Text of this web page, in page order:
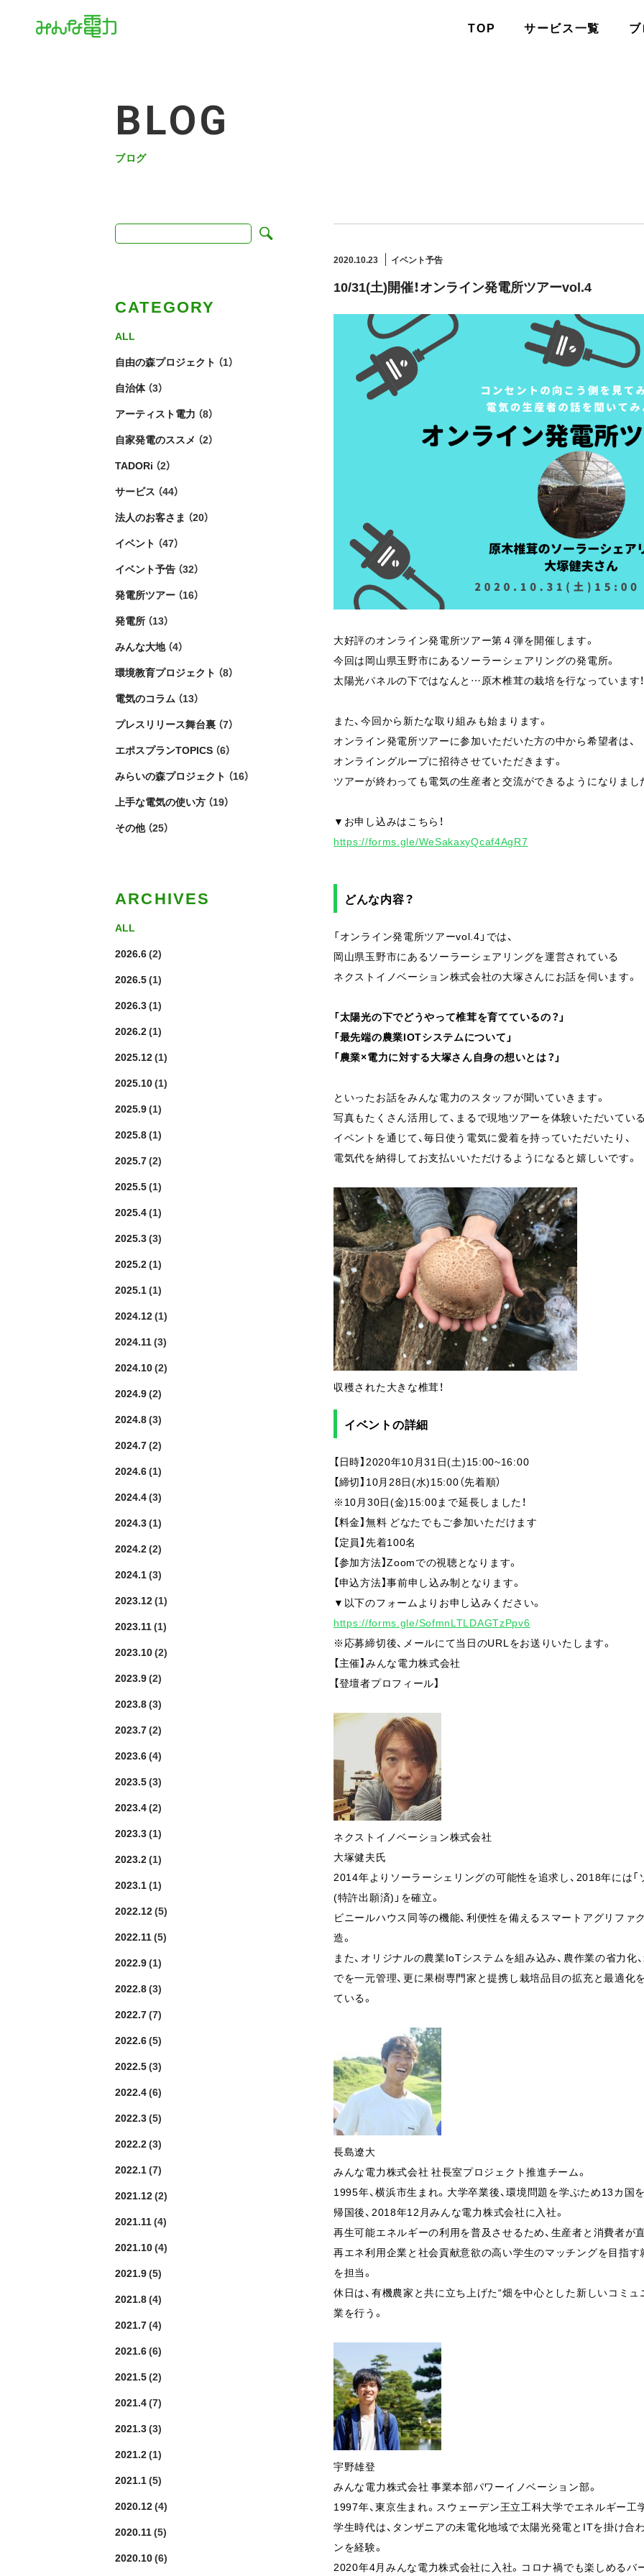
TOP サービス一覧
BLOG
ブログ
2020.10.23 イベント予告
10/31(土)開催！オンライン発電所ツアーvol.4
大好評のオンライン発電所ツアー第４弾を開催します。
今回は岡山県玉野市にあるソーラーシェアリングの発電所。
太陽光パネルの下ではなんと…原木椎茸の栽培を行なっています！
また、今回から新たな取り組みも始まります。
オンライン発電所ツアーに参加いただいた方の中から希望者は、
オンライングループに招待させていただきます。
ツアーが終わっても電気の生産者と交流ができるようになりまし
▼お申し込みはこちら！
https://forms.gle/WeSakaxyQcaf4AgR7
どんな内容？
「オンライン発電所ツアーvol.4」では、
岡山県玉野市にあるソーラーシェアリングを運営されている
ネクストイノベーション株式会社の大塚さんにお話を伺います。
「太陽光の下でどうやって椎茸を育てているの？」
「最先端の農業IOTシステムについて」
「農業×電力に対する大塚さん自身の想いとは？」
といったお話をみんな電力のスタッフが聞いていきます。
写真もたくさん活用して、まるで現地ツアーを体験いただいてい
イベントを通じて、毎日使う電気に愛着を持っていただいたり、
電気代を納得してお支払いいただけるようになると嬉しいです。
収穫された大きな椎茸！
イベントの詳細
【日時】2020年10月31日(土)15:00~16:00
【締切】10月28日(水)15:00（先着順）
※10月30日(金)15:00まで延長しました！
【料金】無料 どなたでもご参加いただけます
【定員】先着100名
【参加方法】Zoomでの視聴となります。
【申込方法】事前申し込み制となります。
▼以下のフォームよりお申し込みください。
https://forms.gle/SofmnLTLDAGTzPpv6
※応募締切後、メールにて当日のURLをお送りいたします。
【主催】みんな電力株式会社
【登壇者プロフィール】
ネクストイノベーション株式会社
大塚健夫氏
2014年よりソーラーシェリングの可能性を追求し、2018年には
(特許出願済)」を確立。
ビニールハウス同等の機能、利便性を備えるスマートアグリフ
造。
また、オリジナルの農業IoTシステムを組み込み、農作業の省力化
でを一元管理、更に果樹専門家と提携し栽培品目の拡充と最適化
ている。
長島遼大
みんな電力株式会社 社長室プロジェクト推進チーム。
1995年、横浜市生まれ。大学卒業後、環境問題を学ぶため13カ国
帰国後、2018年12月みんな電力株式会社に入社。
再生可能エネルギーの利用を普及させるため、生産者と消費者が
再エネ利用企業と社会貢献意欲の高い学生のマッチングを目指
を担当。
休日は、有機農家と共に立ち上げた“畑を中心とした新しいコミ
業を行う。
宇野雄登
みんな電力株式会社 事業本部パワーイノベーション部。
1997年、東京生まれ。スウェーデン王立工科大学でエネルギー工
学生時代は、タンザニアの未電化地域で太陽光発電とITを掛け
ンを経験。
2020年4月みんな電力株式会社に入社。コロナ禍でも楽しめるバ
CATEGORY
ALL
自由の森プロジェクト （1）
自治体（3）
アーティスト電力 （8）
自家発電のススメ （2）
TADORi （2）
サービス （44）
法人のお客さま （20）
イベント （47）
イベント予告 （32）
発電所ツアー （16）
発電所 （13）
みんな大地（4）
環境教育プロジェクト （8）
電気のコラム （13）
プレスリリース舞台裏 （7）
エポスプランTOPICS （6）
みらいの森プロジェクト （16）
上手な電気の使い方 （19）
その他（25）
ARCHIVES
ALL
2026.6(2)
2026.5(1)
2026.3(1)
2026.2(1)
2025.12(1)
2025.10(1)
2025.9(1)
2025.8(1)
2025.7(2)
2025.5(1)
2025.4(1)
2025.3(3)
2025.2(1)
2025.1(1)
2024.12(1)
2024.11(3)
2024.10(2)
2024.9(2)
2024.8(3)
2024.7(2)
2024.6(1)
2024.4(3)
2024.3(1)
2024.2(2)
2024.1(3)
2023.12(1)
2023.11(1)
2023.10(2)
2023.9(2)
2023.8(3)
2023.7(2)
2023.6(4)
2023.5(3)
2023.4(2)
2023.3(1)
2023.2(1)
2023.1(1)
2022.12(5)
2022.11(5)
2022.9(1)
2022.8(3)
2022.7(7)
2022.6(5)
2022.5(3)
2022.4(6)
2022.3(5)
2022.2(3)
2022.1(7)
2021.12(2)
2021.11(4)
2021.10(4)
2021.9(5)
2021.8(4)
2021.7(4)
2021.6(6)
2021.5(2)
2021.4(7)
2021.3(3)
2021.2(1)
2021.1(5)
2020.12(4)
2020.11(5)
2020.10(6)